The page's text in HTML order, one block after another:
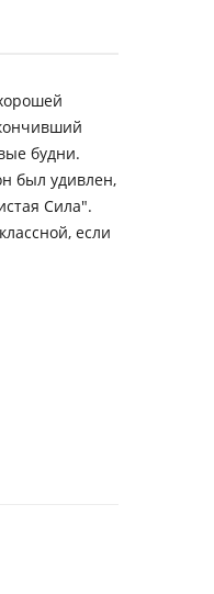
будни.
был удивлен,
Сила".
если